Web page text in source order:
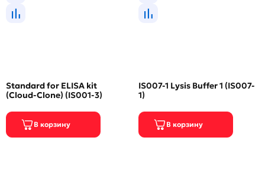
Standard for ELISA kit
(Cloud-Clone) (IS001-3)
IS007-1 Lysis Buffer 1 (IS007-
1)